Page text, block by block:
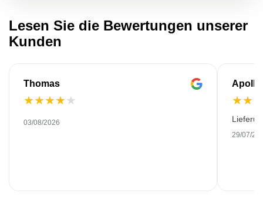
Lesen Sie die Bewertungen unserer
Kunden
Thomas
★★★★★
03/08/2026
★★
29/07/